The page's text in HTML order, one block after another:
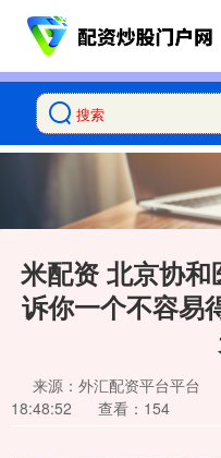
米配资 北京协
诉你一个不容易
来源：外汇配资平台平台
18:48:52
查看：154